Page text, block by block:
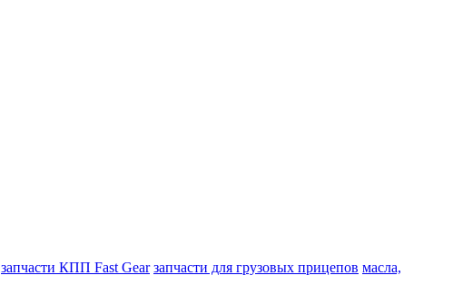
запчасти КПП Fast Gear запчасти для грузовых прицепов масла,